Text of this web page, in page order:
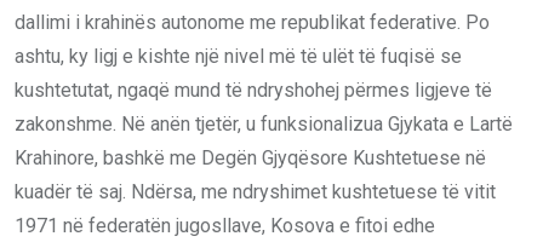
dallimi i krahinës autonome me republikat federative. Po
ashtu, ky ligj e kishte një nivel më të ulët të fuqisë se
kushtetutat, ngaqë mund të ndryshohej përmes ligjeve të
zakonshme. Në anën tjetër, u funksionalizua Gjykata e Lartë
Krahinore, bashkë me Degën Gjyqësore Kushtetuese në
kuadër të saj. Ndërsa, me ndryshimet kushtetuese të vitit
1971 në federatën jugosllave, Kosova e fitoi edhe